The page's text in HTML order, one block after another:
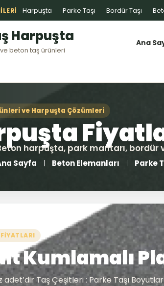
Harpuşta Parke Taşı Bordür Taşı
Harpuşta
beton taş ürünleri
Ana
Sayfa Beton Elemanları Parke
Kumlamalı
adet’dir Taş Çeşitleri : Parke Taşı